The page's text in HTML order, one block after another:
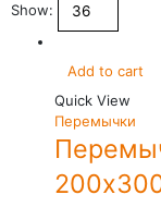
Show:
Add to cart
Quick View
Перемычки